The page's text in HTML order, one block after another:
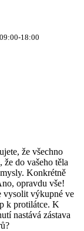
18:00
že všechno
do vašeho těla
Konkrétně
opravdu vše!
vysolit výkupné ve
k protilátce. K
nastává zástava